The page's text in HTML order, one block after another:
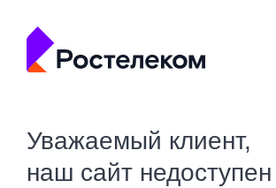
Уважаемый клиент,
наш сайт недоступен